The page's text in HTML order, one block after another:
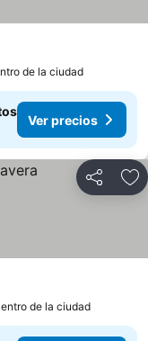
de la ciudad
Ver precios
Compartir
de la ciudad